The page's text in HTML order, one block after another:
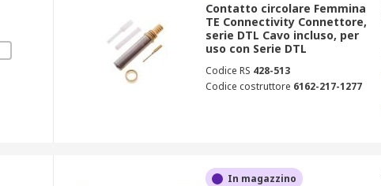
Contatto circolare Femmina
TE Connectivity Connettore,
serie DTL Cavo incluso, per
uso con Serie DTL
Codice RS 428-513
Codice costruttore 6162-217-1277
In magazzino